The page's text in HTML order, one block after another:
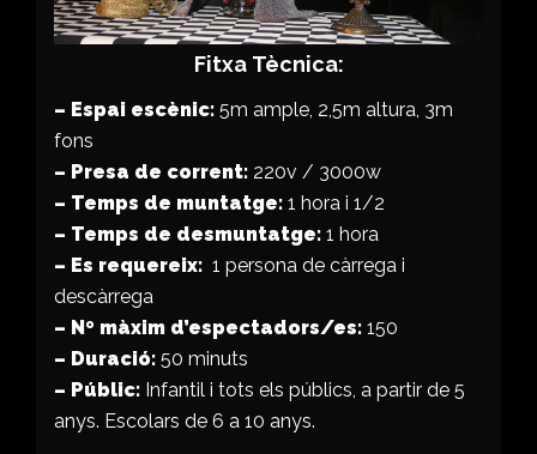
Fitxa Tècnica:
– Espai escènic: 5m ample, 2,5m altura, 3m
fons
– Presa de corrent: 220v / 3000w
– Temps de muntatge: 1 hora i 1/2
– Temps de desmuntatge: 1 hora
– Es requereix: 1 persona de càrrega i
descàrrega
– Nº màxim d’espectadors/es: 150
– Duració: 50 minuts
– Públic: Infantil i tots els públics, a partir de 5
anys. Escolars de 6 a 10 anys.